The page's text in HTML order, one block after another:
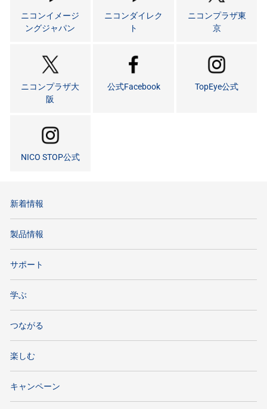
ニコンイメージ
ングジャパン
ニコンダイレク
ト
ニコンプラザ東
京
ニコンプラザ大
阪
公式Facebook TopEye公式
NICO STOP公式
新着情報
製品情報
サポート
学ぶ
つながる
楽しむ
キャンペーン